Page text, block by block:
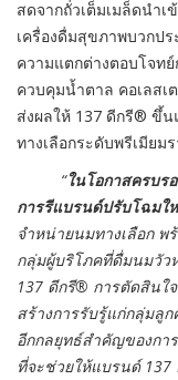
สดจากถั่วเต็มเมล็ดนำ
เครื่องดื่มสุขภาพบวกป
ความแตกต่างตอบโจท
ควบคุมน้ำตาล คอเลสเ
ส่งผลให้ 137 ดีกรี® ขึ้
ทางเลือกระดับพรีเมียม
“ในโอกาสครบร
การรีแบรนด์ปรับโฉมใ
จำหน่ายนมทางเลือก
กลุ่มผู้บริโภคที่ดื่มนมวัว
137 ดีกรี® การตัดสินใ
สร้างการรับรู้แก่กลุ่มลู
อีกกลยุทธ์สำคัญของกา
ที่จะช่วยให้แบรนด์ 137